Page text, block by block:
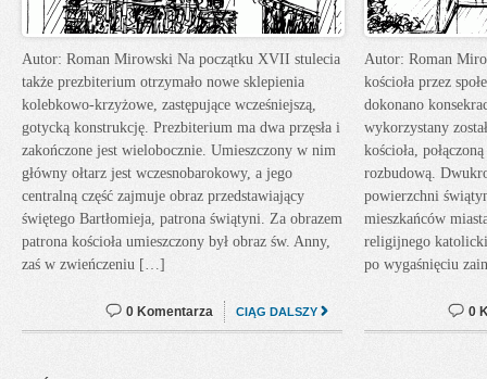
Autor: Roman Mirowski Na początku XVII stulecia
także prezbiterium otrzymało nowe sklepienia
kolebkowo-krzyżowe, zastępujące wcześniejszą,
gotycką konstrukcję. Prezbiterium ma dwa przęsła i
zakończone jest wielobocznie. Umieszczony w nim
główny ołtarz jest wczesnobarokowy, a jego
centralną część zajmuje obraz przedstawiający
świętego Bartłomieja, patrona świątyni. Za obrazem
patrona kościoła umieszczony był obraz św. Anny,
zaś w zwieńczeniu […]
CIĄG DALSZY
0 Komentarza
Autor: Roman
kościoła przez
dokonano
wykorzystany
kościoła,
rozbudową.
powierzchni
mieszkańców
religijnego
po wygaśnięciu
0